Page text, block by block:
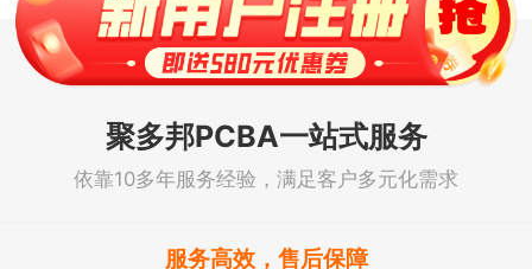
聚多邦PCBA一站式服务
依靠10多年服务经验，满足客户多元化需求
服务高效，售后保障